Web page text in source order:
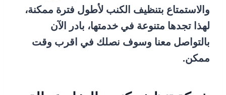
والاستمتاع بتنظيف الكنب لأطول فترة ممكنة،
لهذا تجدها متنوعة في خدمتها، بادر الآن
بالتواصل معنا وسوف نصلك في اقرب وقت
ممكن.